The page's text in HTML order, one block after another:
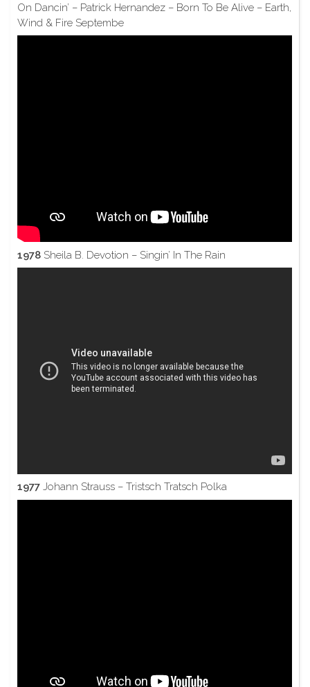
On Dancin’ – Patrick Hernandez – Born To Be Alive – Earth,
Wind & Fire Septembe
1978 Sheila B. Devotion – Singin’ In The Rain
1977 Johann Strauss – Tristsch Tratsch Polka